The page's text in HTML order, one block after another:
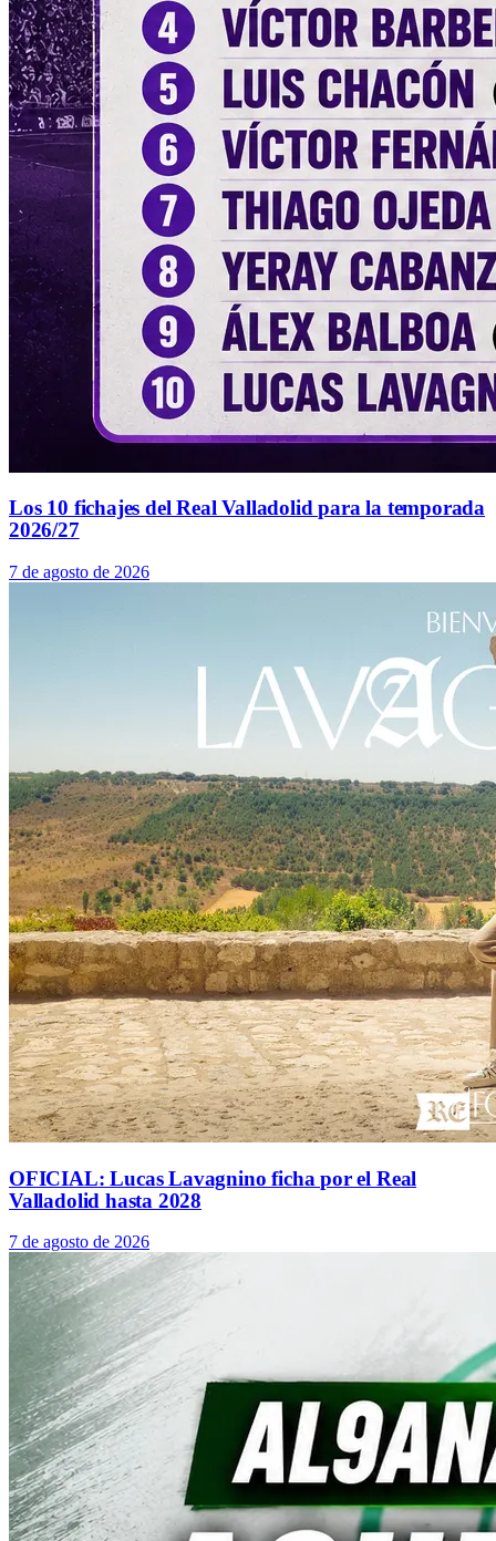
Los 10 fichajes del Real Valladolid para la temporada
2026/27
7 de agosto de 2026
OFICIAL: Lucas Lavagnino ficha por el Real
Valladolid hasta 2028
7 de agosto de 2026